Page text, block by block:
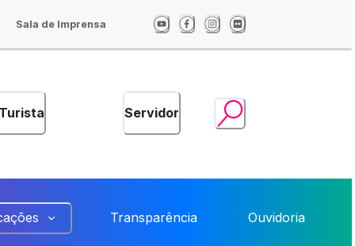
Sala de Imprensa
Turista Servidor
Transparência Ouvidoria